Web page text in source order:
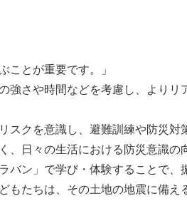
とが重要です。」
強さや時間などを考慮し、よりリ
スクを意識し、避難訓練や防災対
、日々の生活における防災意識の
バン」で学び・体験することで、
もたちは、その土地の地震に備え